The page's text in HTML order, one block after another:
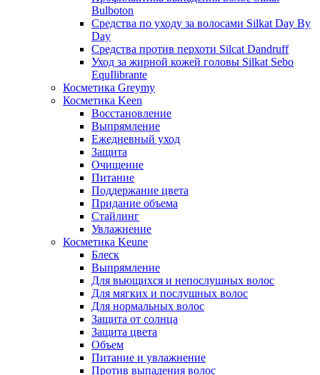
Bulboton
Средства по уходу за волосами Silkat Day By
Day
Средства против перхоти Silcat Dandruff
Уход за жирной кожей головы Silkat Sebo
EquIlibrante
Косметика Greymy
Косметика Keen
Восстановление
Выпрямление
Ежедневный уход
Защита
Очищение
Питание
Поддержание цвета
Придание объема
Стайлинг
Увлажнение
Косметика Keune
Блеск
Выпрямление
Для вьющихся и непослушных волос
Для мягких и послушных волос
Для нормальных волос
Защита от солнца
Защита цвета
Объем
Питание и увлажнение
Против выпадения волос